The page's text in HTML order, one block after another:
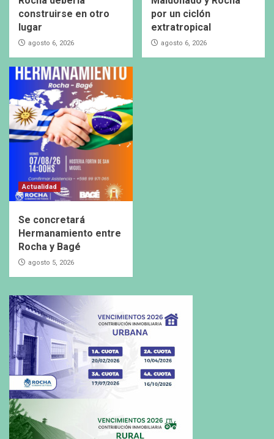
construirse en otro
lugar
agosto 6, 2026
por un ciclón
extratropical
agosto 6, 2026
Actualidad
Se concretará
Hermanamiento entre
Rocha y Bagé
agosto 5, 2026